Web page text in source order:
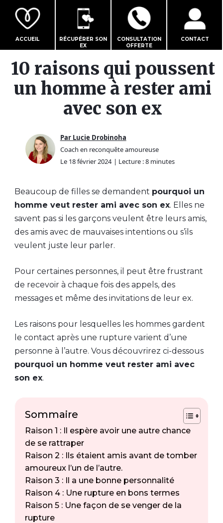
ACCUEIL
RÉCUPÉRER SON
EX
CONSULTATION
OFFERTE
CONTACT
10 raisons qui poussent
un homme à rester ami
avec son ex
Par Lucie Drobinoha
Coach en reconquête amoureuse
Le 18 février 2024 | Lecture : 8 minutes
Beaucoup de filles se demandent pourquoi un
homme veut rester ami avec son ex. Elles ne
savent pas si les garçons veulent être leurs amis,
des amis avec de mauvaises intentions ou s’ils
veulent juste leur parler.
Pour certaines personnes, il peut être frustrant
de recevoir à chaque fois des appels, des
messages et même des invitations de leur ex.
Les raisons pour lesquelles les hommes gardent
le contact après une rupture varient d’une
personne à l’autre. Vous découvrirez ci-dessous
pourquoi un homme veut rester ami avec
son ex.
Sommaire
Raison 1 : Il espère avoir une autre chance
de se rattraper
Raison 2 : Ils étaient amis avant de tomber
amoureux l’un de l’autre.
Raison 3 : Il a une bonne personnalité
Raison 4 : Une rupture en bons termes
Raison 5 : Une façon de se venger de la
rupture